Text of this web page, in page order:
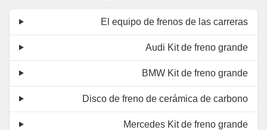
El equipo de frenos de las carreras
Audi Kit de freno grande
BMW Kit de freno grande
Disco de freno de cerámica de carbono
Mercedes Kit de freno grande